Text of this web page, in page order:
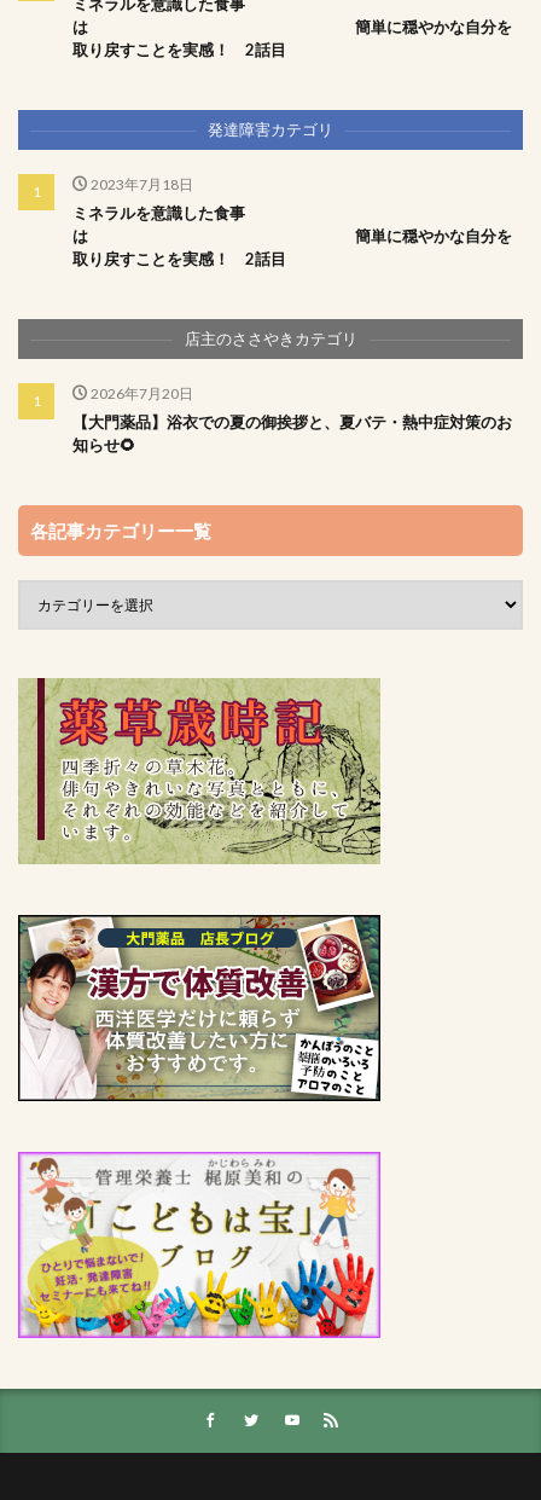
は 簡単に穏やかな自分を
取り戻すことを実感！ 2話目
発達障害カテゴリ
2023年7月18日
ミネラルを意識した食事
は 簡単に穏やかな自分を
取り戻すことを実感！ 2話目
店主のささやきカテゴリ
2026年7月20日
【大門薬品】浴衣での夏の御挨拶と、夏バテ・熱中症対策のお
知らせ🌻
各記事カテゴリー一覧